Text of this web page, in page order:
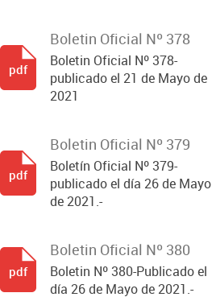
Boletin Oficial Nº 378
Boletin Oficial Nº 378-
publicado el 21 de Mayo de
2021
pdf
Boletin Oficial Nº 379
Boletín Oficial Nº 379-
publicado el día 26 de Mayo
de 2021.-
pdf
Boletin Oficial Nº 380
Boletin Nº 380-Publicado el
día 26 de Mayo de 2021.-
pdf